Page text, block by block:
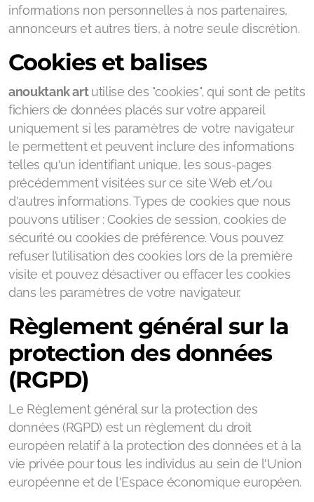
informations non personnelles à nos partenaires,
annonceurs et autres tiers, à notre seule discrétion.
Cookies et balises
anouktank artutilise des "cookies", qui sont de petits
fichiers de données placés sur votre appareil
uniquement si les paramètres de votre navigateur
le permettent et peuvent inclure des informations
telles qu'un identifiant unique, les sous-pages
précédemment visitées sur ce site Web et/ou
d'autres informations. Types de cookies que nous
pouvons utiliser : Cookies de session, cookies de
sécurité ou cookies de préférence. Vous pouvez
refuser l’utilisation des cookies lors de la première
visite et pouvez désactiver ou effacer les cookies
dans les paramètres de votre navigateur.
Règlement général sur la
protection des données
(RGPD)
Le Règlement général sur la protection des
données (RGPD) est un règlement du droit
européen relatif à la protection des données et à la
vie privée pour tous les individus au sein de l'Union
européenne et de l'Espace économique européen.